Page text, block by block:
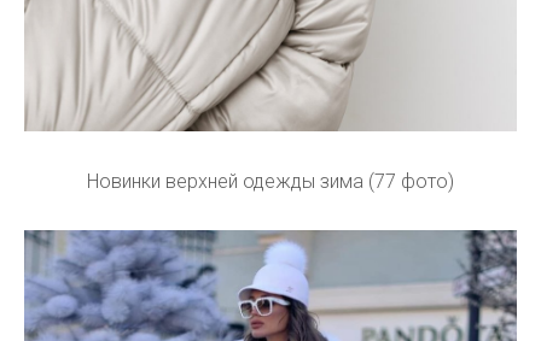
Новинки верхней одежды зима (77 фото)